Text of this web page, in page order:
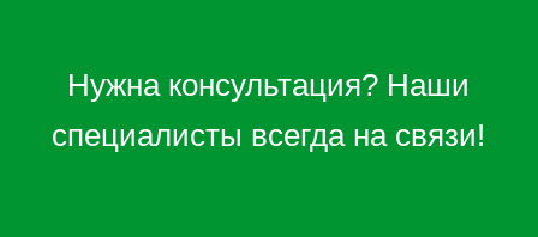
Нужна консультация? Наши
специалисты всегда на связи!